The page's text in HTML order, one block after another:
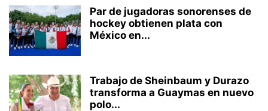
Par de jugadoras sonorenses de
hockey obtienen plata con
México en...
Trabajo de Sheinbaum y Durazo
transforma a Guaymas en nuevo
polo...